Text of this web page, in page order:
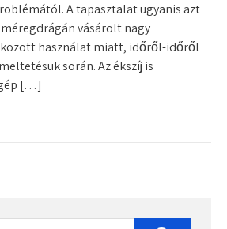
A tapasztalat ugyanis azt
vásárolt nagy
használat miatt, időről-időről
során. Az ékszíj is
[…]